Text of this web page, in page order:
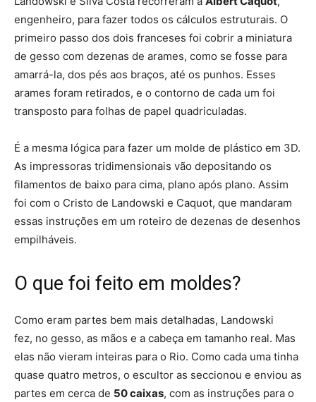
engenheiro, para fazer todos os cálculos estruturais. O
primeiro passo dos dois franceses foi cobrir a miniatura
de gesso com dezenas de arames, como se fosse para
amarrá-la, dos pés aos braços, até os punhos. Esses
arames foram retirados, e o contorno de cada um foi
transposto para folhas de papel quadriculadas.
É a mesma lógica para fazer um molde de plástico em 3D.
As impressoras tridimensionais vão depositando os
filamentos de baixo para cima, plano após plano. Assim
foi com o Cristo de Landowski e Caquot, que mandaram
essas instruções em um roteiro de dezenas de desenhos
empilháveis.
O que foi feito em moldes?
Como eram partes bem mais detalhadas, Landowski
fez, no gesso, as mãos e a cabeça em tamanho real. Mas
elas não vieram inteiras para o Rio. Como cada uma tinha
quase quatro metros, o escultor as seccionou e enviou as
partes em cerca de 50 caixas, com as instruções para o